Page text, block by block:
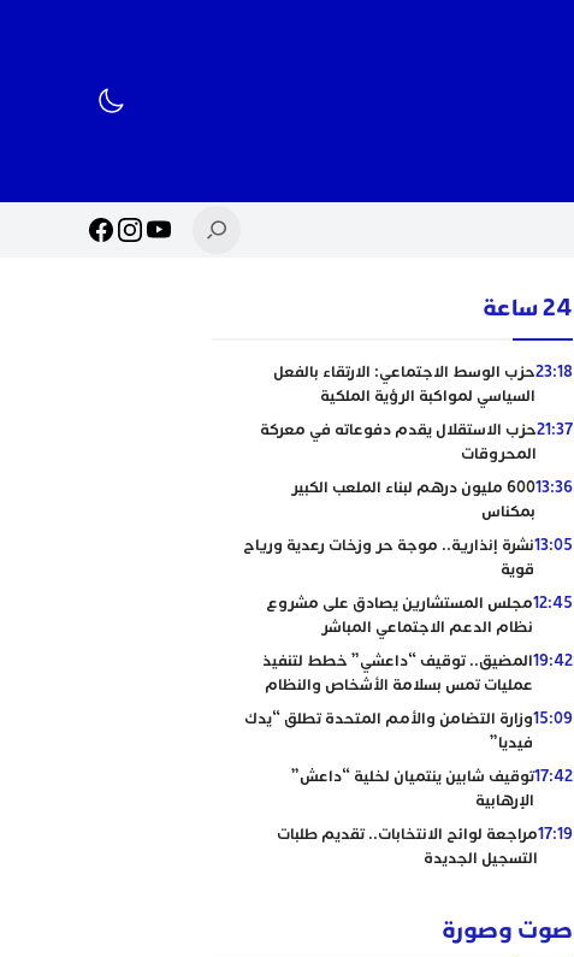
24 ساعة
23:18حزب الوسط الاجتماعي: الارتقاء بالفعل
السياسي لمواكبة الرؤية الملكية
21:37حزب الاستقلال يقدم دفوعاته في معركة
المحروقات
13:36
600 مليون درهم لبناء الملعب الكبير
بمكناس
13:05نشرة إنذارية.. موجة حر وزخات رعدية ورياح
قوية
12:45مجلس المستشارين يصادق على مشروع
نظام الدعم الاجتماعي المباشر
19:42المضيق.. توقيف “داعشي” خطط لتنفيذ
عمليات تمس بسلامة الأشخاص والنظام
15:09وزارة التضامن والأمم المتحدة تطلق “يدك
فيديا”
17:42توقيف شابين ينتميان لخلية “داعش”
الإرهابية
17:19مراجعة لوائح الانتخابات.. تقديم طلبات
التسجيل الجديدة
صوت وصورة